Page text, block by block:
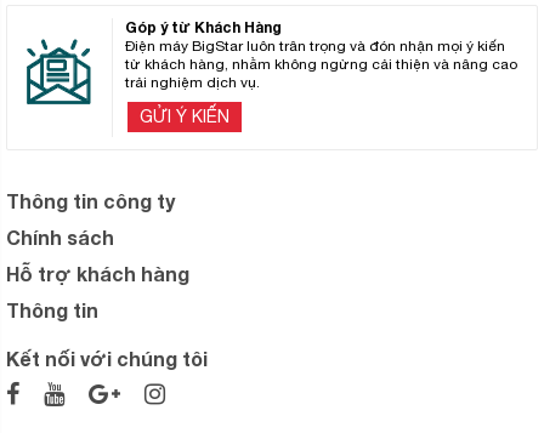
Góp ý từ Khách Hàng
Điện máy BigStar luôn trân trọng và đón nhận mọi ý kiến
từ khách hàng, nhằm không ngừng cải thiện và nâng cao
trải nghiệm dịch vụ.
GỬI Ý KIẾN
Thông tin công ty
Chính sách
Hỗ trợ khách hàng
Thông tin
Kết nối với chúng tôi